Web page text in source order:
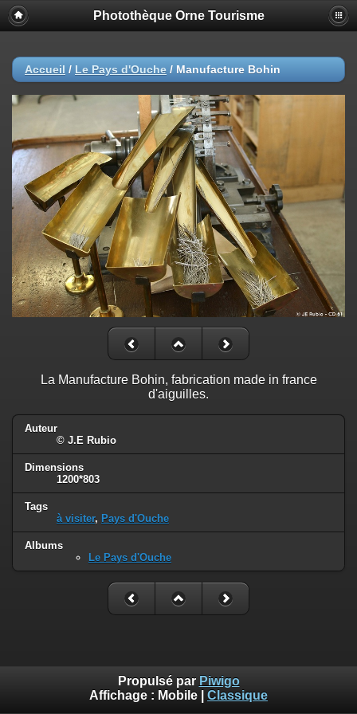
Photothèque Orne Tourisme
Accueil / Le Pays d'Ouche / Manufacture Bohin
La Manufacture Bohin, fabrication made in france
d'aiguilles.
Auteur
© J.E Rubio
Dimensions
1200*803
Tags
à visiter, Pays d'Ouche
Albums
Le Pays d'Ouche
Propulsé par Piwigo
Affichage : Mobile Classique